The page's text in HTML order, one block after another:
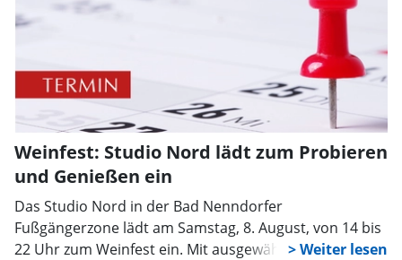
Weinfest: Studio Nord lädt zum Probieren
und Genießen ein
Das Studio Nord in der Bad Nenndorfer
Fußgängerzone lädt am Samstag, 8. August, von 14 bis
22 Uhr zum Weinfest ein. Mit ausgewählten Weinen,